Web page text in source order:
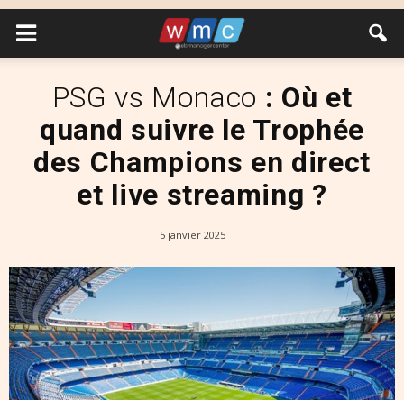
PSG vs Monaco : Où et
quand suivre le Trophée
des Champions en direct
et live streaming ?
5 janvier 2025